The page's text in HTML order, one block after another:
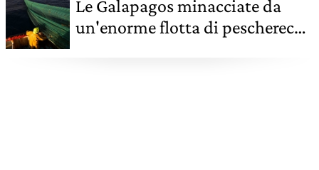
Le Galapagos minacciate da
un'enorme flotta di pescherecci